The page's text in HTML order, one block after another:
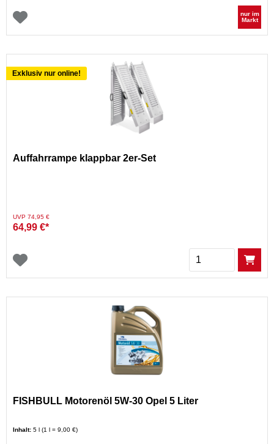
nur im
Markt
Exklusiv nur online!
Auffahrrampe klappbar 2er-Set
Preis reduziert von
UVP 74,95 €auf
64,99 €*
Menge
FISHBULL Motorenöl 5W-30 Opel 5 Liter
Inhalt: 5 l (1 l = 9,00 €)